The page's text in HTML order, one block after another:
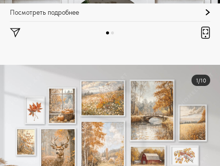
Посмотреть подробнее
1/10